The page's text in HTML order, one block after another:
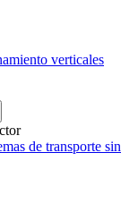
verticales
de transporte sin